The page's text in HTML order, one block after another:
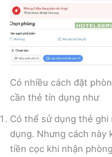
Có nhiều cách đặt
cần thẻ tín dụng như
Có thể sử dụng thẻ
dụng. Nhưng cách này
tiền cọc khi nhận